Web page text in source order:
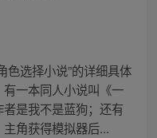
色选择小说”的详细具体
一本同人小说叫《一
是我不是蓝狗；还有
角获得模拟器后...